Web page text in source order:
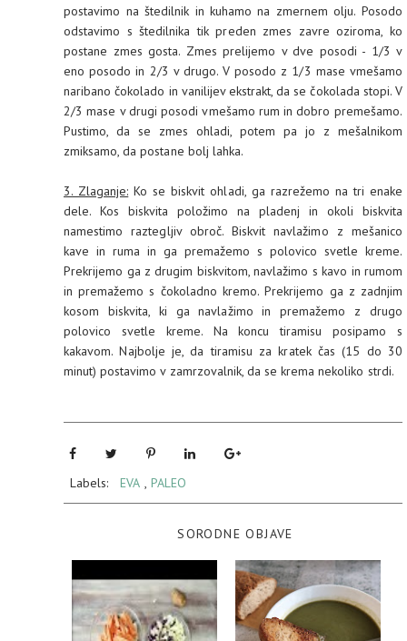
postavimo na štedilnik in kuhamo na zmernem olju. Posodo
odstavimo s štedilnika tik preden zmes zavre oziroma, ko
postane zmes gosta. Zmes prelijemo v dve posodi - 1/3 v
eno posodo in 2/3 v drugo. V posodo z 1/3 mase vmešamo
naribano čokolado in vanilijev ekstrakt, da se čokolada stopi. V
2/3 mase v drugi posodi vmešamo rum in dobro premešamo.
Pustimo, da se zmes ohladi, potem pa jo z mešalnikom
zmiksamo, da postane bolj lahka.
3. Zlaganje: Ko se biskvit ohladi, ga razrežemo na tri enake
dele. Kos biskvita položimo na pladenj in okoli biskvita
namestimo raztegljiv obroč. Biskvit navlažimo z mešanico
kave in ruma in ga premažemo s polovico svetle kreme.
Prekrijemo ga z drugim biskvitom, navlažimo s kavo in rumom
in premažemo s čokoladno kremo. Prekrijemo ga z zadnjim
kosom biskvita, ki ga navlažimo in premažemo z drugo
polovico svetle kreme. Na koncu tiramisu posipamo s
kakavom. Najbolje je, da tiramisu za kratek čas (15 do 30
minut) postavimo v zamrzovalnik, da se krema nekoliko strdi.
Labels: EVA , PALEO
SORODNE OBJAVE